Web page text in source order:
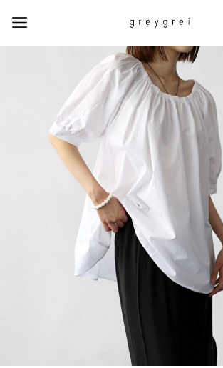
热门搜索词
#신상5%할인 #아나이스 제
#MD추천 #당일발송 #BEST